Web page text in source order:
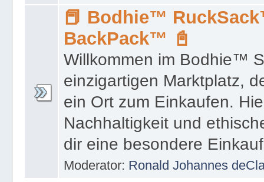
📕 Bodhie™
BackPack™ 📓
Willkommen im Bodhie™
einzigartigen Marktplatz,
ein Ort zum Einkaufen.
Nachhaltigkeit und
dir eine besondere
Moderator: Ronald Johannes